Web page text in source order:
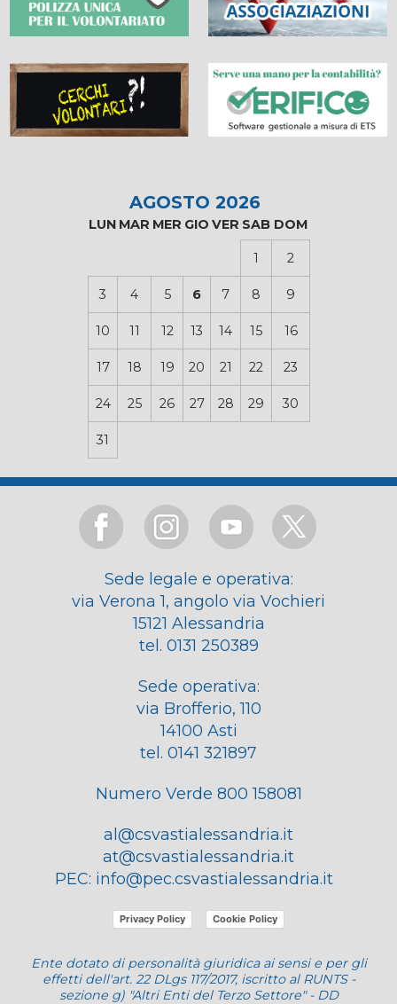
AGOSTO 2026
LUN MAR MER GIO VER SAB DOM
1 2
3 4 5 6 7 8 9
10 11 12 13 14 15 16
17 18 19 20 21 22 23
24 25 26 27 28 29 30
31
Sede legale e operativa:
via Verona 1, angolo via Vochieri
15121 Alessandria
tel. 0131 250389
Sede operativa:
via Brofferio, 110
14100 Asti
tel. 0141 321897
Numero Verde 800 158081
al@csvastialessandria.it
at@csvastialessandria.it
PEC: info@pec.csvastialessandria.it
Privacy Policy Cookie Policy
Ente dotato di personalità giuridica ai sensi e per gli
effetti dell'art. 22 DLgs 117/2017, iscritto al RUNTS -
sezione g) "Altri Enti del Terzo Settore" - DD